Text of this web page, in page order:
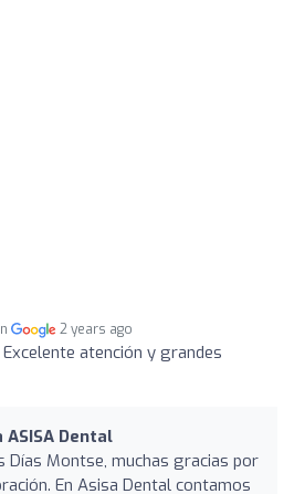
2 years ago
Excelente atención y grandes
ASISA Dental
Días Montse, muchas gracias por
En Asisa Dental contamos